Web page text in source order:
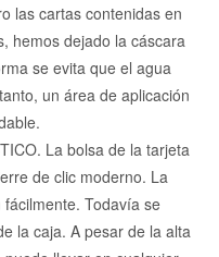
las cartas contenidas en
hemos dejado la cáscara
se evita que el agua
un área de aplicación
La bolsa de la tarjeta
de clic moderno. La
Todavía se
la caja. A pesar de la alta